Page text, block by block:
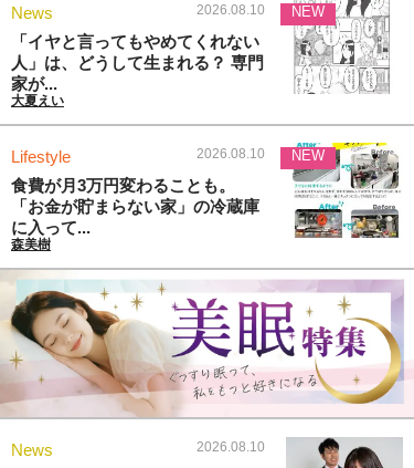
News 2026.08.10
「イヤと言ってもやめてくれない
人」は、どうして生まれる？ 専門
家が...
大夏えい
NEW
Lifestyle 2026.08.10
食費が月3万円変わることも。
「お金が貯まらない家」の冷蔵庫
に入って...
森美樹
NEW
News 2026.08.10